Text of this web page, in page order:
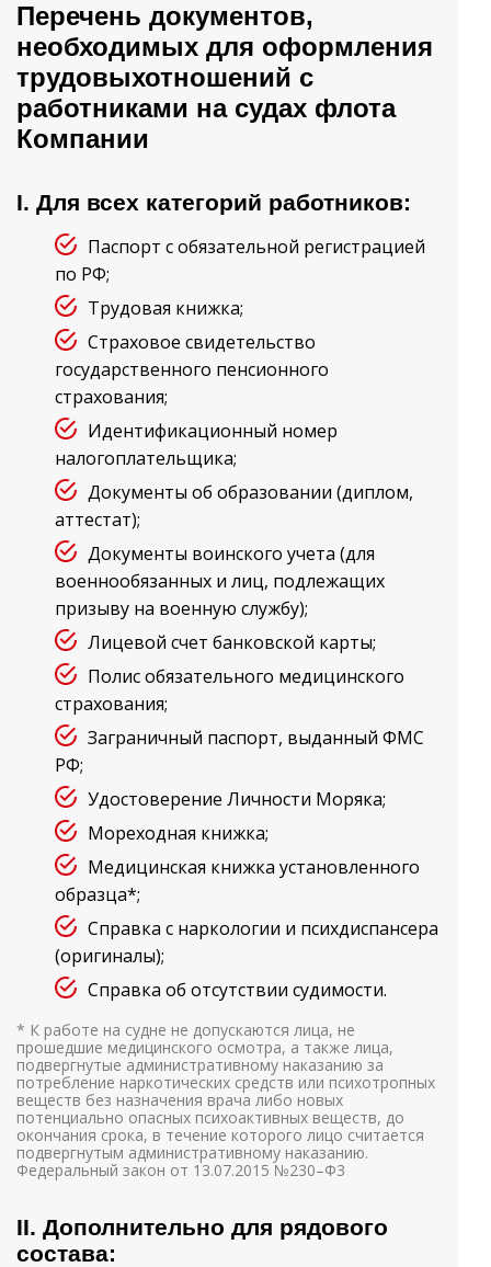
Перечень документов,
необходимых для оформления
трудовыхотношений с
работниками на судах флота
Компании
I. Для всех категорий работников:
Паспорт с обязательной регистрацией
по РФ;
Трудовая книжка;
Страховое свидетельство
государственного пенсионного
страхования;
Идентификационный номер
налогоплательщика;
Документы об образовании (диплом,
аттестат);
Документы воинского учета (для
военнообязанных и лиц, подлежащих
призыву на военную службу);
Лицевой счет банковской карты;
Полис обязательного медицинского
страхования;
Заграничный паспорт, выданный ФМС
РФ;
Удостоверение Личности Моряка;
Мореходная книжка;
Медицинская книжка установленного
образца*;
Справка с наркологии и психдиспансера
(оригиналы);
Справка об отсутствии судимости.
* К работе на судне не допускаются лица, не
прошедшие медицинского осмотра, а также лица,
подвергнутые административному наказанию за
потребление наркотических средств или психотропных
веществ без назначения врача либо новых
потенциально опасных психоактивных веществ, до
окончания срока, в течение которого лицо считается
подвергнутым административному наказанию.
Федеральный закон от 13.07.2015 №230–Ф3
II. Дополнительно для рядового
состава: